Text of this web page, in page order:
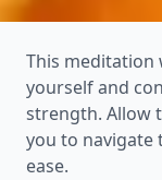
This meditation
yourself and
strength. Allow
you to navigate
ease.